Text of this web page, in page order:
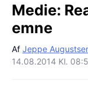
Medie:
emne
Af Jeppe
14.08.2014 Kl.